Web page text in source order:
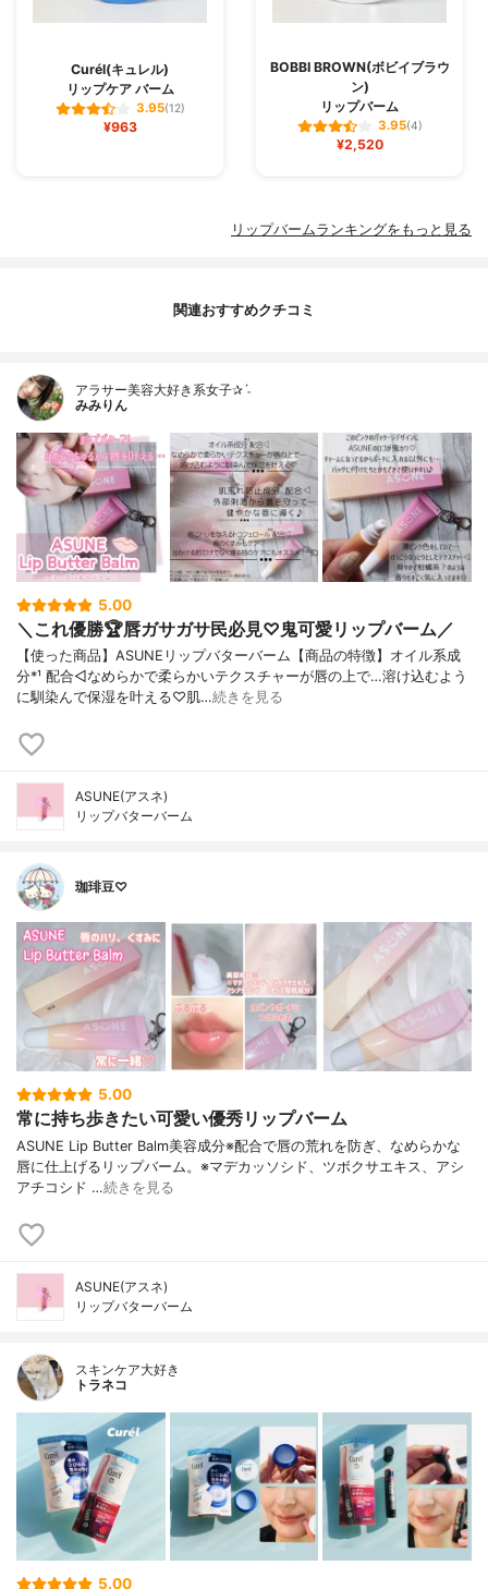
Curél(キュレル)
リップケア バーム
3.95(12)
¥963
BOBBI BROWN(ボビイブラウ
ン)
リップバーム
3.95(4)
¥2,520
リップバームランキングをもっと見る
関連おすすめクチコミ
アラサー美容大好き系女子✰ˊ˗
みみりん
5.00
＼これ優勝🏆唇ガサガサ民必見♡鬼可愛リップバーム／
【使った商品】ASUNEリップバターバーム【商品の特徴】オイル系成
分*¹ 配合◁なめらかで柔らかいテクスチャーが唇の上で…溶け込むよう
に馴染んで保湿を叶える♡肌…続きを見る
ASUNE(アスネ)
リップバターバーム
珈琲豆♡
5.00
常に持ち歩きたい可愛い優秀リップバーム
ASUNE Lip Butter Balm美容成分※配合で唇の荒れを防ぎ、なめらかな
唇に仕上げるリップバーム。※マデカッソシド、ツボクサエキス、アシ
アチコシド …続きを見る
ASUNE(アスネ)
リップバターバーム
スキンケア大好き
トラネコ
5.00